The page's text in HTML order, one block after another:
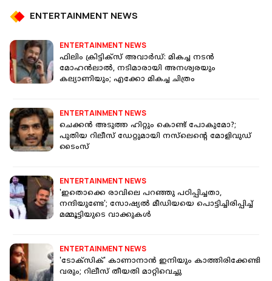
ENTERTAINMENT NEWS
ENTERTAINMENT NEWS
ഫിലിം ക്രിട്ടിക്സ് അവാർഡ്: മികച്ച നടൻ
മോഹൻലാൽ, നടിമാരായി അനശ്വരയും
കല്യാണിയും; എക്കോ മികച്ച ചിത്രം
ENTERTAINMENT NEWS
ചെക്കൻ അടുത്ത ഹിറ്റും കൊണ്ട് പോകുമോ?;
പുതിയ റിലീസ് ഡേറ്റുമായി നസ്‌ലെന്റെ മോളിവുഡ്
ടൈംസ്
ENTERTAINMENT NEWS
'ഇതൊക്കെ രാവിലെ പറഞ്ഞു പഠിപ്പിച്ചതാ,
നന്ദിയുണ്ടേ'; സോഷ്യൽ മീഡിയയെ പൊട്ടിച്ചിരിപ്പിച്ച്
മമ്മൂട്ടിയുടെ വാക്കുകൾ
ENTERTAINMENT NEWS
'ടോക്സിക്' കാണാനാന്‍ ഇനിയും കാത്തിരിക്കേണ്ടി
വരും; റിലീസ് തീയതി മാറ്റിവെച്ചു